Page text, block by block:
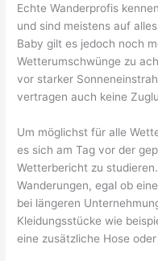
Echte Wanderprofis
und sind meistens auf
Baby gilt es jedoch noch
Wetterumschwünge zu
vor starker
vertragen auch keine
Um möglichst für alle
es sich am Tag vor der
Wetterbericht zu
Wanderungen, egal ob
bei längeren
Kleidungsstücke wie
eine zusätzliche Hose